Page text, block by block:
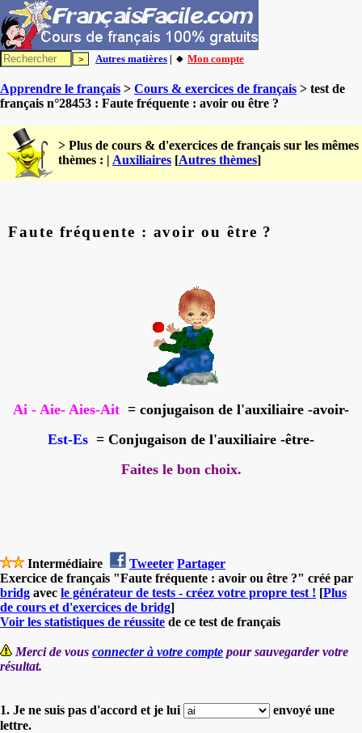
Autres matières | 🔸 Mon compte
Apprendre le français > Cours & exercices de français > test de
français n°28453 : Faute fréquente : avoir ou être ?
> Plus de cours & d'exercices de français sur les mêmes
thèmes : | Auxiliaires [Autres thèmes]
Faute fréquente : avoir ou être ?
Ai - Aie- Aies-Ait = conjugaison de l'auxiliaire -avoir-
Est-Es = Conjugaison de l'auxiliaire -être-
Faites le bon choix.
Intermédiaire Tweeter Partager
Exercice de français "Faute fréquente : avoir ou être ?" créé par
bridg avec le générateur de tests - créez votre propre test ! [Plus
de cours et d'exercices de bridg]
Voir les statistiques de réussite de ce test de français
Merci de vous connecter à votre compte pour sauvegarder votre
résultat.
1. Je ne suis pas d'accord et je lui
envoyé une
lettre.